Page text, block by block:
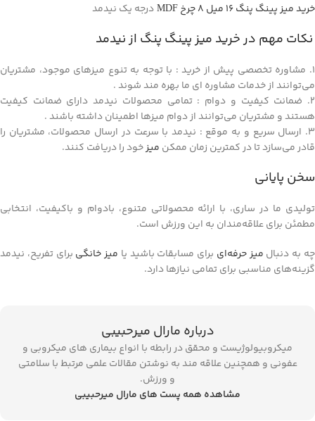
خرید میز پینگ پنگ ۱۶ میل ۸ چرخ
MDF درجه یک نیدمد
نکات مهم در خرید میز پینگ پنگ از نیدمد
1. مشاوره تخصصی پیش از خرید : با توجه به تنوع میزهای موجود، مشتریان
می‌توانند از خدمات مشاوره ای ما بهره مند شوند .
2. ضمانت کیفیت و دوام : تمامی محصولات نیدمد دارای ضمانت کیفیت
هستند و مشتریان می‌توانند از دوام میزها اطمینان داشته باشند .
3. ارسال سریع و به موقع : نیدمد با سرعت در ارسال محصولات، مشتریان را
قادر می‌سازد تا در کمترین زمان ممکن میزخود را دریافت کنند.
سخن پایانی
تولیدی ما در ساری، با ارائه محصولاتی متنوع، بادوام و باکیفیت، انتخابی
مطمئن برای علاقه‌مندان به این ورزش است.
چه به دنبال میز حرفه‌ای برای مسابقات باشید یا میز خانگی برای تفریح، نیدمد
گزینه‌های مناسبی برای تمامی نیازها دارد.
درباره مارال میرحبیبی
میکروبیولوژیست و محقق در رابطه با انواع بیماری های میکروبی و
عفونی و همچنین علاقه مند به نوشتن مقالات علمی مرتبط با سلامتی
و ورزش.
مشاهده همه پست های مارال میرحبیبی